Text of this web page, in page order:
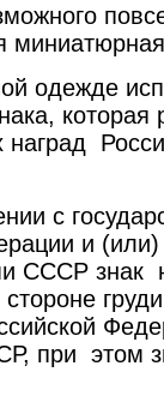
одежде
которая
наград
с
и (или)
СССР знак
при этом